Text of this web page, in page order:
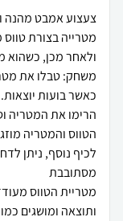
מטרייה בצורת
משחק: טבלו את
הרימו את המטריה
לכיף נוסף, ניתן
מטריית הטווס